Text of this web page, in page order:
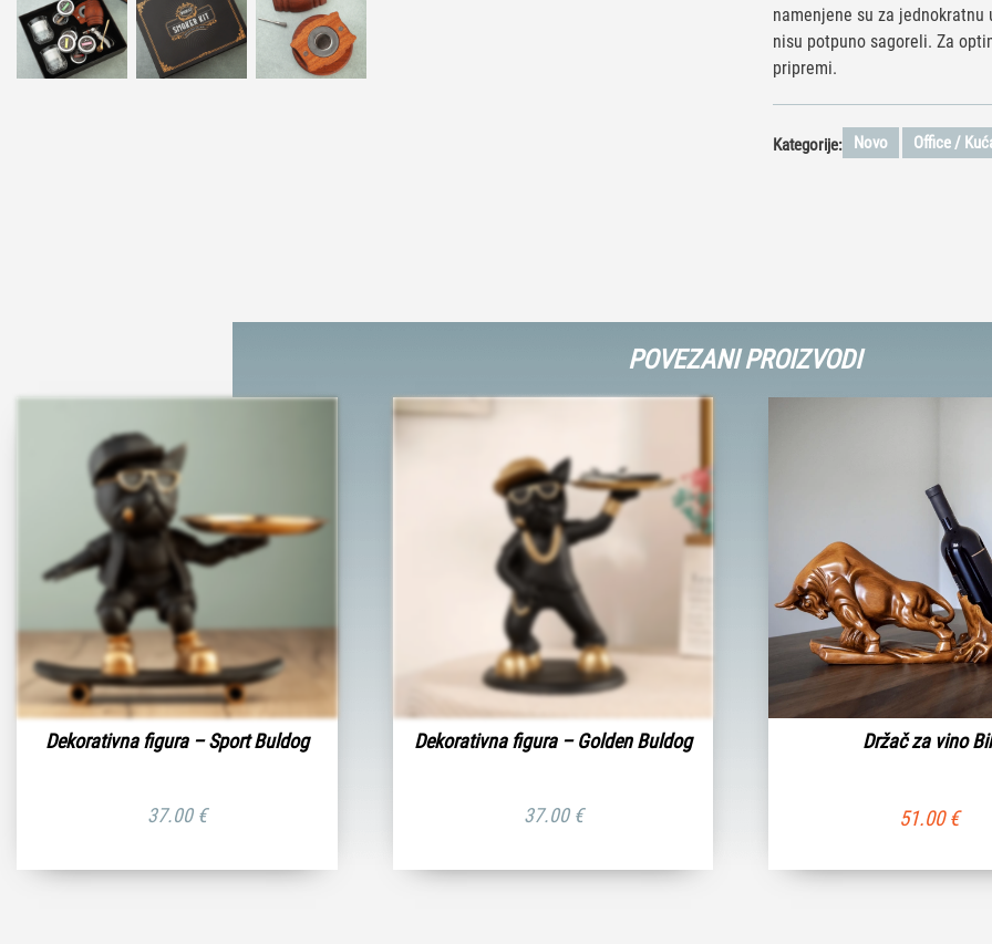
namenjene su za
nisu potpuno sagoreli. Za
pripremi.
Kategorije: Novo Office /
POVEZANI PROIZVODI
Dekorativna figura – Sport Buldog
37.00 €
Dekorativna figura – Golden Buldog
37.00 €
Držač za vino
51.00€